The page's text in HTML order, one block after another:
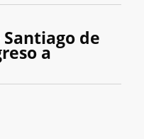
Santiago de
a